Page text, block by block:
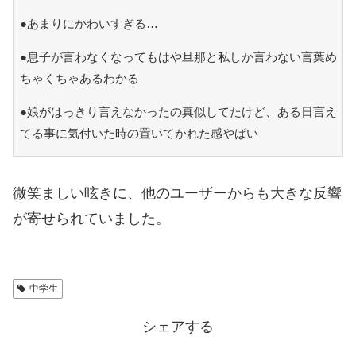
●あまりにかわいすぎる…
●息子が言わなくなってもはや旦那と私しか言わない言葉め
ちゃくちゃあるわかる
●娘がはっきり言えなかったの真似してたけど、ある日言え
てる事に気付いた時の置いてかれた感やばい
微笑ましい呟きに、他のユーザーからも大きな反響
が寄せられていました。
中学生
シェアする